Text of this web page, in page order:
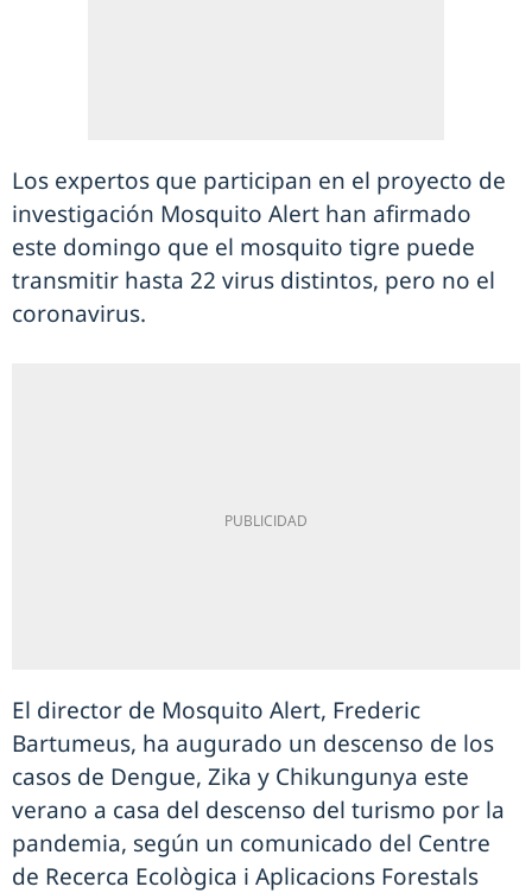
Los expertos que participan en el proyecto de
investigación Mosquito Alert han afirmado
este domingo que el mosquito tigre puede
transmitir hasta 22 virus distintos, pero no el
coronavirus.
El director de Mosquito Alert, Frederic
Bartumeus, ha augurado un descenso de los
casos de Dengue, Zika y Chikungunya este
verano a casa del descenso del turismo por la
pandemia, según un comunicado del Centre
de Recerca Ecològica i Aplicacions Forestals